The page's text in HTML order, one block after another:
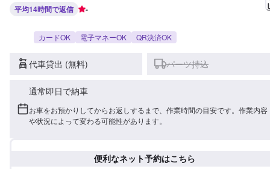
平均14時間で返信 -
カードOK 電子マネーOK QR決済OK
代車貸出 (無料) パーツ持込
通常即日で納車
お車をお預かりしてからお返しするまで、作業時間の目安です。作業内容
や状況によって変わる可能性があります。
便利なネット予約はこちら